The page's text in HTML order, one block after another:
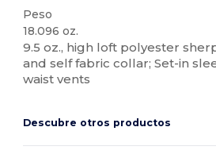
Peso
18.096 oz.
9.5 oz., high loft polyester
and self fabric collar; Set-in
waist vents
Descubre otros productos